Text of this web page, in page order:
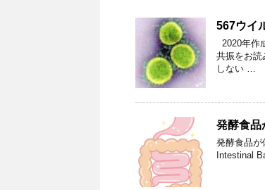
567ウイ
2020年作
共振をお
しない …
発酵食品
発酵食品が
Intestinal